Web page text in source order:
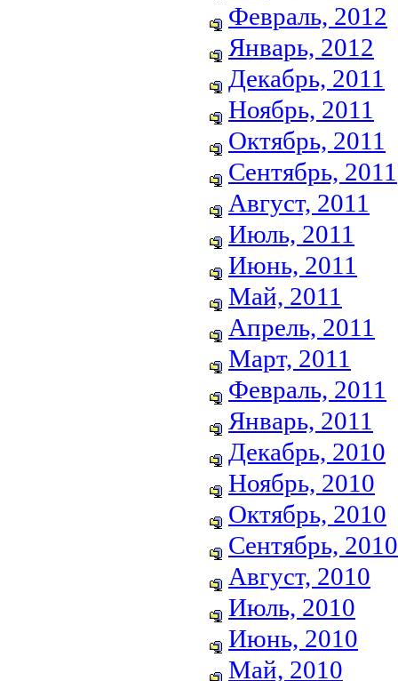
Февраль, 2012
Январь, 2012
Декабрь, 2011
Ноябрь, 2011
Октябрь, 2011
Сентябрь, 2011
Август, 2011
Июль, 2011
Июнь, 2011
Май, 2011
Апрель, 2011
Март, 2011
Февраль, 2011
Январь, 2011
Декабрь, 2010
Ноябрь, 2010
Октябрь, 2010
Сентябрь, 2010
Август, 2010
Июль, 2010
Июнь, 2010
Май, 2010